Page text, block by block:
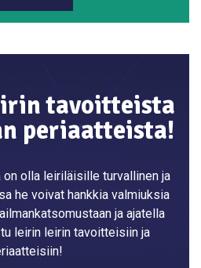
tavoitteista
periaatteista!
olla leiriläisille turvallinen ja
he voivat hankkia valmiuksia
ja ajatella
leirin leirin tavoitteisiin ja